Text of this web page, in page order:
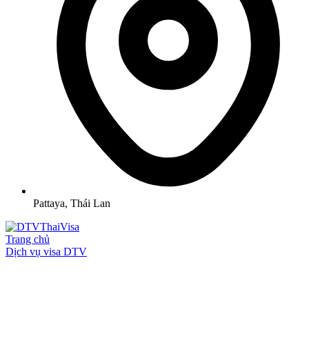
Pattaya, Thái Lan
Trang chủ
Dịch vụ visa DTV